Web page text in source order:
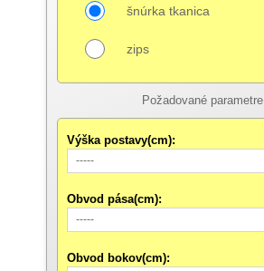
šnúrka tkanica
zips
Požadované parametre
Výška postavy(cm):
-----
Obvod pása(cm):
-----
Obvod bokov(cm):